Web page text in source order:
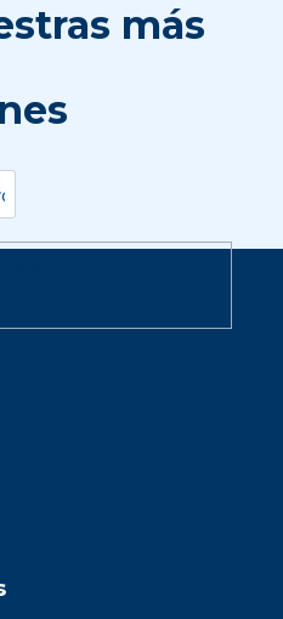
más
electrónico